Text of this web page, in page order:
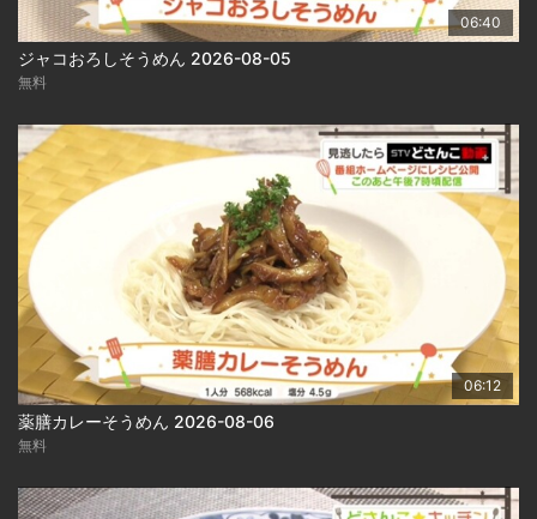
06:40
ジャコおろしそうめん 2026-08-05
無料
06:12
薬膳カレーそうめん 2026-08-06
無料